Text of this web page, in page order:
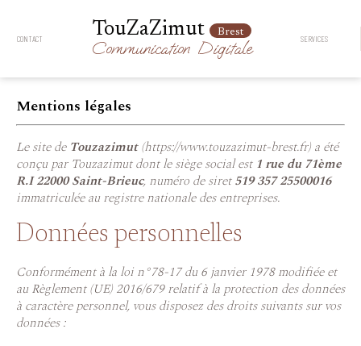
CONTACT TouZaZimut Brest
Communication Digitale SERVICES
Mentions légales
Le site de Touzazimut(https://www.touzazimut-brest.fr) a été
conçu par Touzazimut dont le siège social est 1 rue du 71ème
R.I 22000 Saint-Brieuc, numéro de siret519 357 25500016
immatriculée au registre nationale des entreprises.
Données personnelles
Conformément à la loi n°78-17 du 6 janvier 1978 modifiée et
au Règlement (UE) 2016/679 relatif à la protection des données
à caractère personnel, vous disposez des droits suivants sur vos
données :